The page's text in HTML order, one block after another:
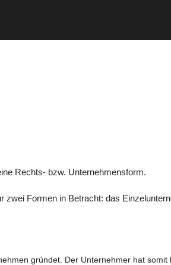
Rechts- bzw. Unternehmensform.
zwei Formen in Betracht: das
gründet. Der Unternehmer hat